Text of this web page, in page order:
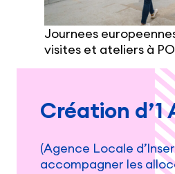
Journees
visites et ateliers à
Création d’1
(Agence Locale
accompagner les